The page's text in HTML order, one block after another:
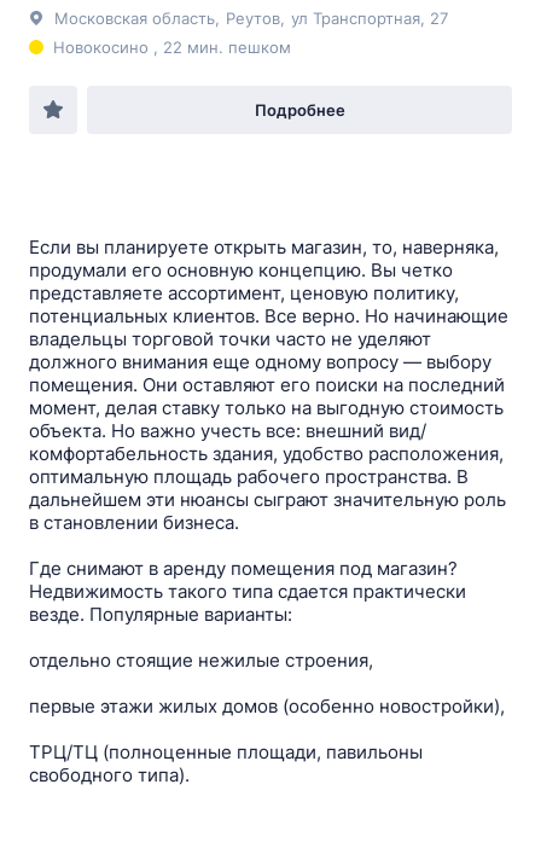
Московская область Реутов ул Транспортная , 27
Новокосино , 22 мин. пешком
Подробнее
Если вы планируете открыть магазин, то, наверняка,
продумали его основную концепцию. Вы четко
представляете ассортимент, ценовую политику,
потенциальных клиентов. Все верно. Но начинающие
владельцы торговой точки часто не уделяют
должного внимания еще одному вопросу — выбору
помещения. Они оставляют его поиски на последний
момент, делая ставку только на выгодную стоимость
объекта. Но важно учесть все: внешний вид/
комфортабельность здания, удобство расположения,
оптимальную площадь рабочего пространства. В
дальнейшем эти нюансы сыграют значительную роль
в становлении бизнеса.
Где снимают в аренду помещения под магазин?
Недвижимость такого типа сдается практически
везде. Популярные варианты:
отдельно стоящие нежилые строения,
первые этажи жилых домов (особенно новостройки),
ТРЦ/ТЦ (полноценные площади, павильоны
свободного типа).